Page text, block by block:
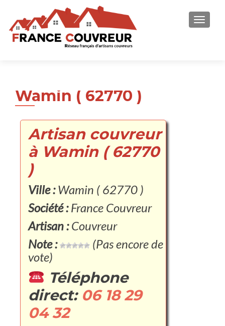
Wamin ( 62770 )
Artisan couvreur
à Wamin ( 62770
)
Ville :Wamin ( 62770 )
Société :France Couvreur
Artisan :Couvreur
Note :
(Pas encore de
vote)
Téléphone
direct: 06 18 29
04 32